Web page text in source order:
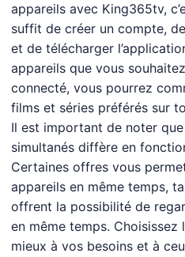
appareils avec King365tv,
suffit de créer un compte,
et de télécharger
appareils que vous
connecté, vous pourrez
films et séries préférés sur
Il est important de noter que
simultanés diffère en
Certaines offres vous
appareils en même temps,
offrent la possibilité de
en même temps. Choisissez
mieux à vos besoins et à